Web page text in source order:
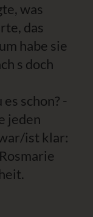
was
das
habe sie
s doch
schon? -
jeden
ist klar: